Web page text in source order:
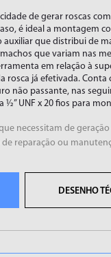
ESMERILHADEIRAS
de gerar roscas
é ideal a montagem
que distribui de
que variam nas
em relação à
rosca já efetivada.
não passante, nas
UNF x 20 fios para
necessitam de
reparação ou
DESENHO